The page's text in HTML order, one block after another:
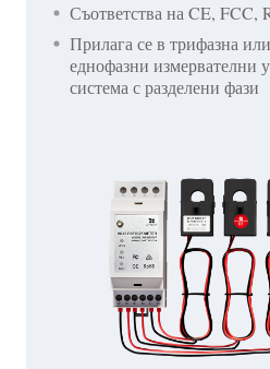
Съответства на CE, FCC,
Прилага се в трифазна
еднофазни измервателни
система с разделени фази